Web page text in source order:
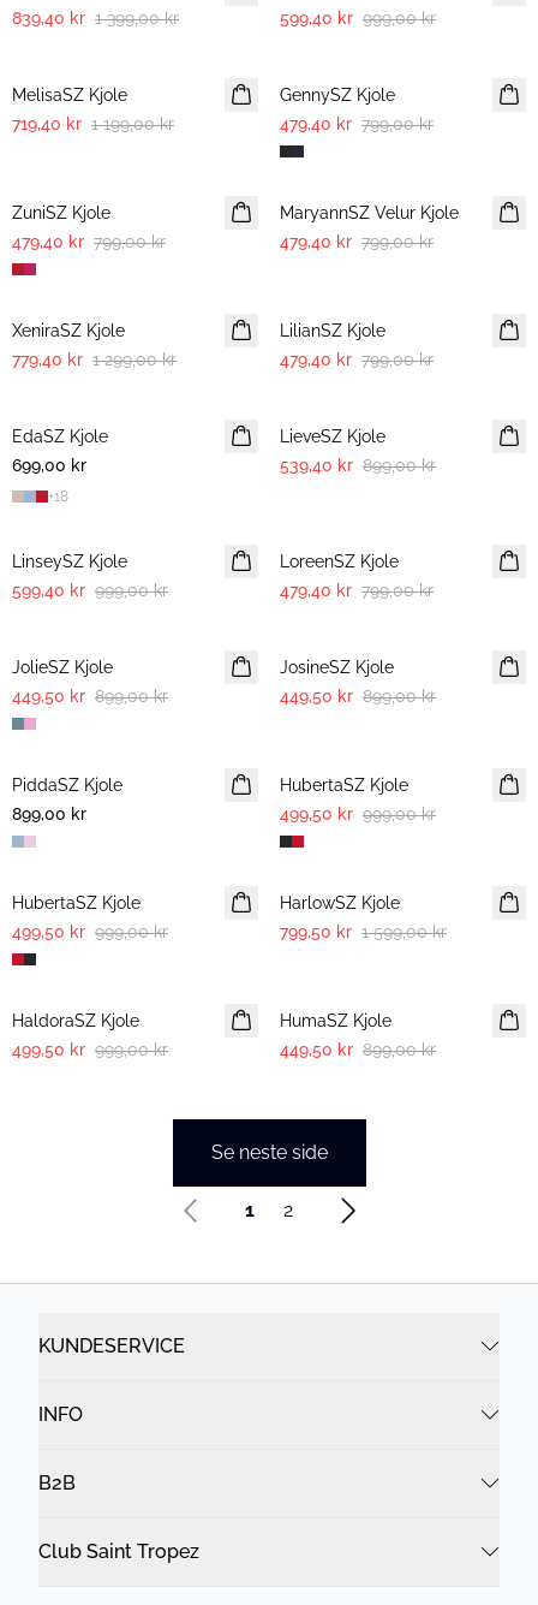
839,40 kr 1 399,00 kr
599,40 kr 999,00 kr
MelisaSZ Kjole
719,40 kr 1 199,00 kr
GennySZ Kjole
479,40 kr 799,00 kr
ZuniSZ Kjole
479,40 kr 799,00 kr
-40%
MaryannSZ Velur Kjole
479,40 kr 799,00 kr
-40%
XeniraSZ Kjole
779,40 kr 1 299,00 kr
LilianSZ Kjole
479,40 kr 799,00 kr
EdaSZ Kjole
699,00 kr
+18
LieveSZ Kjole
539,40 kr 899,00 kr
LinseySZ Kjole
599,40 kr 999,00 kr
LoreenSZ Kjole
479,40 kr 799,00 kr
JolieSZ Kjole
449,50 kr 899,00 kr
JosineSZ Kjole
449,50 kr 899,00 kr
NYHET
PiddaSZ Kjole
899,00 kr
HubertaSZ Kjole
499,50 kr 999,00 kr
-50%
HubertaSZ Kjole
499,50 kr 999,00 kr
-50%
HarlowSZ Kjole
799,50 kr 1 599,00 kr
-50%
HaldoraSZ Kjole
499,50 kr 999,00 kr
HumaSZ Kjole
449,50 kr 899,00 kr
Se neste side
1 2
KUNDESERVICE
INFO
B2B
Club Saint Tropez